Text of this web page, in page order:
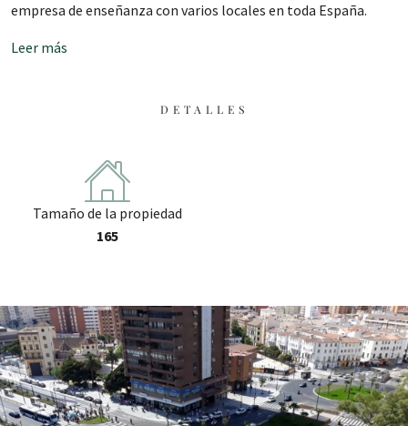
empresa de enseñanza con varios locales en toda España.
Leer más
DETALLES
Tamaño de la propiedad
165